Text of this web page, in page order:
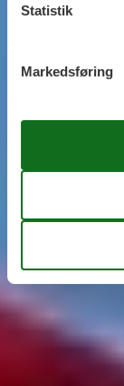
Statistik
Markedsføring